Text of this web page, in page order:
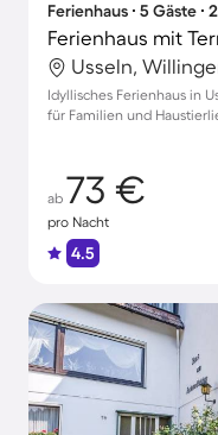
Ferienhaus ∙ 5 Gäste ∙
Usseln,
Idyllisches Ferienhaus in
für Familien und
ab 73 €
pro Nacht
4.5